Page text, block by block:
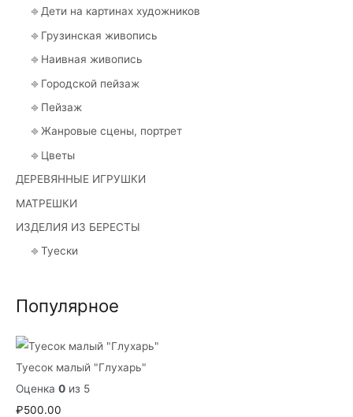
⎆ Дети на картинах художников
⎆ Грузинская живопись
⎆ Наивная живопись
⎆ Городской пейзаж
⎆ Пейзаж
⎆ Жанровые сцены, портрет
⎆ Цветы
ДЕРЕВЯННЫЕ ИГРУШКИ
МАТРЕШКИ
ИЗДЕЛИЯ ИЗ БЕРЕСТЫ
⎆ Туески
Популярное
Туесок малый "Глухарь"
Оценка 0 из 5
₽500.00